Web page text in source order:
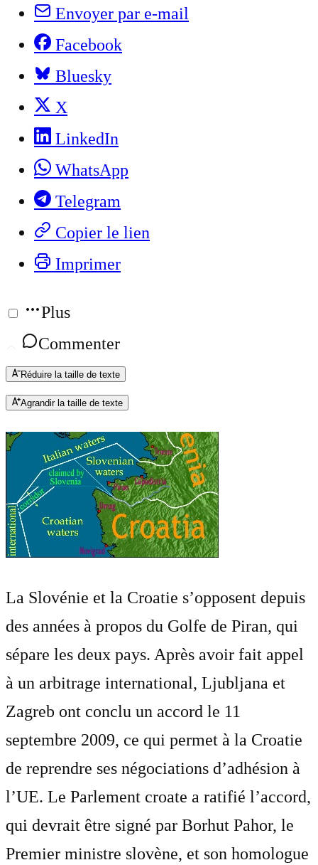
Envoyer par e-mail
Facebook
Bluesky
X
LinkedIn
WhatsApp
Telegram
Copier le lien
Imprimer
Plus
Commenter
Réduire la taille de texte
Agrandir la taille de texte
La Slovénie et la Croatie s’opposent depuis
des années à propos du Golfe de Piran, qui
sépare les deux pays. Après avoir fait appel
à un arbitrage international, Ljubljana et
Zagreb ont conclu un accord le 11
septembre 2009, ce qui permet à la Croatie
de reprendre ses négociations d’adhésion à
l’UE. Le Parlement croate a ratifié l’accord,
qui devrait être signé par Borhut Pahor, le
Premier ministre slovène, et son homologue